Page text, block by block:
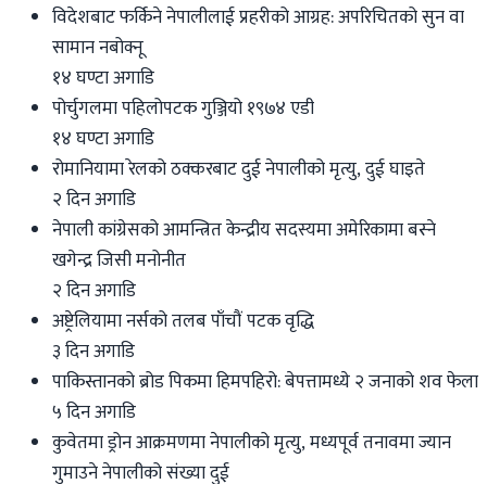
विदेशबाट फर्किने नेपालीलाई प्रहरीको आग्रह: अपरिचितको सुन वा
सामान नबोक्नू
१४ घण्टा अगाडि
पोर्चुगलमा पहिलोपटक गुञ्जियो १९७४ एडी
१४ घण्टा अगाडि
रोमानियामा रेलको ठक्करबाट दुई नेपालीको मृत्यु, दुई घाइते
२ दिन अगाडि
नेपाली कांग्रेसको आमन्त्रित केन्द्रीय सदस्यमा अमेरिकामा बस्ने
खगेन्द्र जिसी मनोनीत
२ दिन अगाडि
अष्ट्रेलियामा नर्सको तलब पाँचौं पटक वृद्धि
३ दिन अगाडि
पाकिस्तानको ब्रोड पिकमा हिमपहिरो: बेपत्तामध्ये २ जनाको शव फेला
५ दिन अगाडि
कुवेतमा ड्रोन आक्रमणमा नेपालीको मृत्यु, मध्यपूर्व तनावमा ज्यान
गुमाउने नेपालीको संख्या दुई